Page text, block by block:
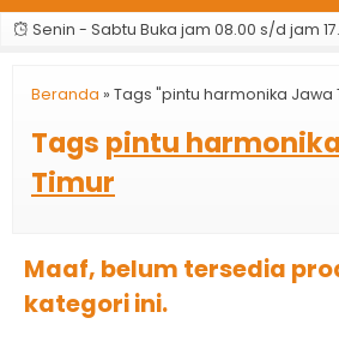
Senin - Sabtu Buka jam 08.00 s/d jam
Beranda » Tags "pintu harmonika Jawa
Tags pintu
Timur
Maaf, belum tersedia
kategori ini.